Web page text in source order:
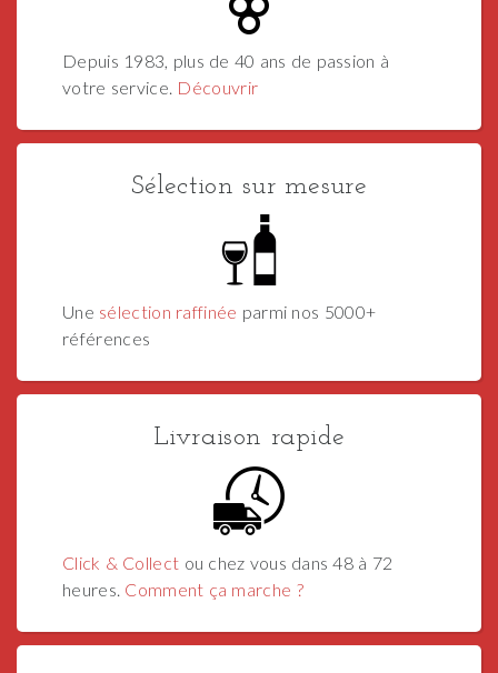
Depuis 1983, plus de 40 ans de passion à
votre service. Découvrir
Sélection sur mesure
Une sélection raffinée parmi nos 5000+
références
Livraison rapide
Click & Collect ou chez vous dans 48 à 72
heures. Comment ça marche ?